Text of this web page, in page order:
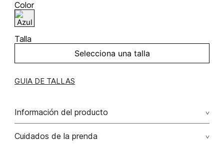
Color
Talla
Selecciona una talla
GUIA DE TALLAS
Información del producto
98.00% viscosa/viscose2.00% elastano/elastane
Cuidados de la prenda